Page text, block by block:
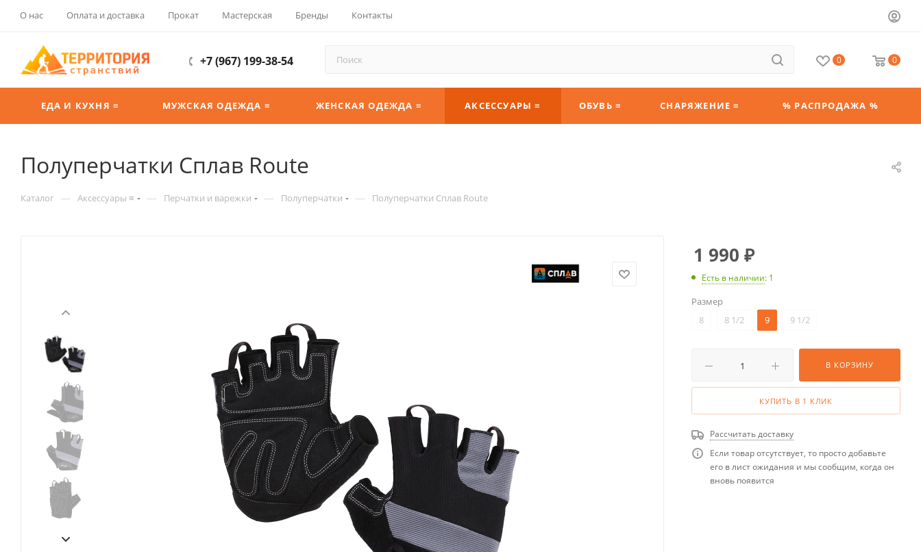
О нас Оплата и доставка Прокат Мастерская Бренды Контакты
+7 (967) 199-38-54 0 0
ЕДА И КУХНЯ ≡ МУЖСКАЯ ОДЕЖДА ≡ ЖЕНСКАЯ ОДЕЖДА ≡ АКСЕССУАРЫ ≡ ОБУВЬ ≡ СНАРЯЖЕНИЕ ≡ % РАСПРОДАЖА %
Полуперчатки Сплав Route
Каталог — Аксессуары ≡ — Перчатки и варежки — Полуперчатки — Полуперчатки Сплав Route
1 990 ₽
Есть в наличии: 1
Размер
8
8 1/2 9 9 1/2
В КОРЗИНУ
КУПИТЬ В 1 КЛИК
Рассчитать доставку
Если товар отсутствует, то просто добавьте
его в лист ожидания и мы сообщим, когда он
вновь появится